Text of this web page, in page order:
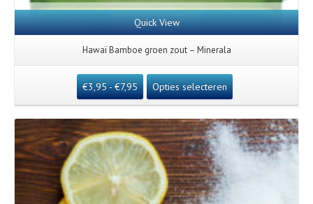
Quick View
Hawaï Bamboe groen zout – Minerala
€3,95- €7,95 Opties selecteren